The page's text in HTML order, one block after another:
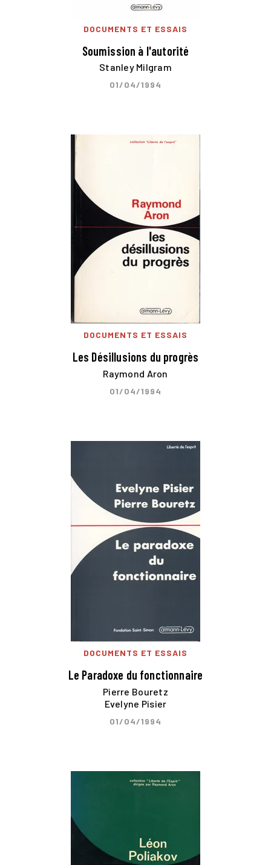
DOCUMENTS ET ESSAIS
Soumission à l'autorité
Stanley Milgram
01/04/1994
DOCUMENTS ET ESSAIS
Les Désillusions du progrès
Raymond Aron
01/04/1994
DOCUMENTS ET ESSAIS
Le Paradoxe du fonctionnaire
Pierre Bouretz
Evelyne Pisier
01/04/1994